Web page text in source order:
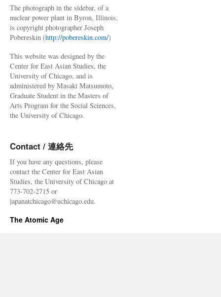
The photograph in the sidebar, of a
nuclear power plant in Byron, Illinois,
is copyright photographer Joseph
Pobereskin (http://pobereskin.com/)
This website was designed by the
Center for East Asian Studies, the
University of Chicago, and is
administered by Masaki Matsumoto,
Graduate Student in the Masters of
Arts Program for the Social Sciences,
the University of Chicago.
Contact / 連絡先
If you have any questions, please
contact the Center for East Asian
Studies, the University of Chicago at
773-702-2715 or
japanatchicago@uchicago.edu.
The Atomic Age